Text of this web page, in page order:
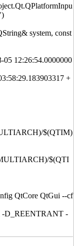
system, const
12:26:54.0000000
+
$(QTIM)
$(QTI
QtCore QtGui --cf
-D_REENTRANT -